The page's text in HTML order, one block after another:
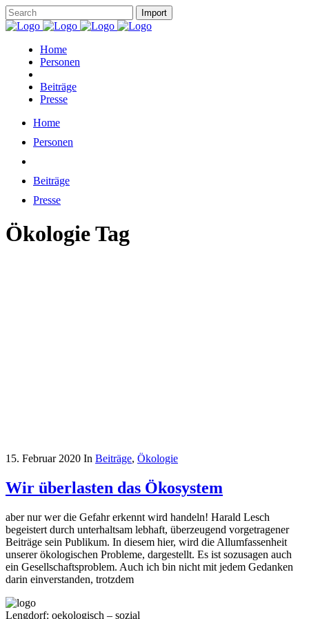
Home
Personen
Beiträge
Presse
Home
Personen
Beiträge
Presse
Ökologie Tag
15. Februar 2020 In Beiträge, Ökologie
Wir überlasten das Ökosystem
aber nur wer die Gefahr erkennt wird handeln! Harald Lesch
begeistert durch unterhaltsam lebhaft, überzeugend vorgetragener
Beiträge sein Publikum. In diesem hier, wird die Allumfassenheit
unserer ökologischen Probleme, dargestellt. Es ist sozusagen auch
ein Gesellschaftsproblem. Auch ich bin nicht mit jedem Gedanken
darin einverstanden, trotzdem
Lengdorf: oekologisch – sozial